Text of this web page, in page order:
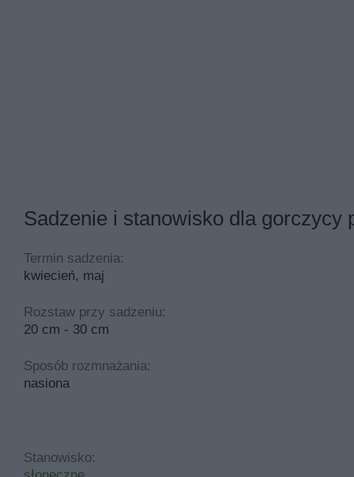
Sadzenie i stanowisko dla gorczycy
Termin sadzenia:
kwiecień, maj
Rozstaw przy sadzeniu:
20 cm - 30 cm
Sposób rozmnażania:
nasiona
Stanowisko: